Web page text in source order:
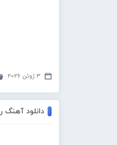
3 ژوئن 2026
دانلود